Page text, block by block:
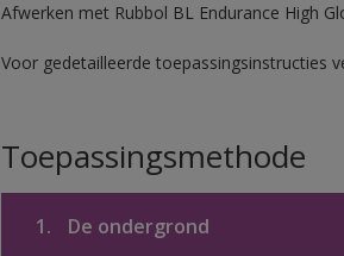
Afwerken met Rubbol BL Endurance High
Voor gedetailleerde toepassingsinstructies
Toepassingsmethode
1. De ondergrond